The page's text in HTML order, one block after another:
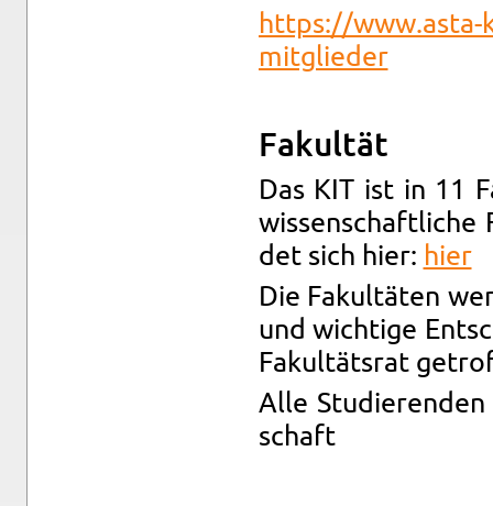
https://​
mitglieder
Fa­kul­tät
Das KIT ist in 11
wis­sen­schaft­li­che
det sich hier: hier
Die Fa­kul­tä­ten
und wich­ti­ge
Fa­kul­täts­rat
Alle
schaft